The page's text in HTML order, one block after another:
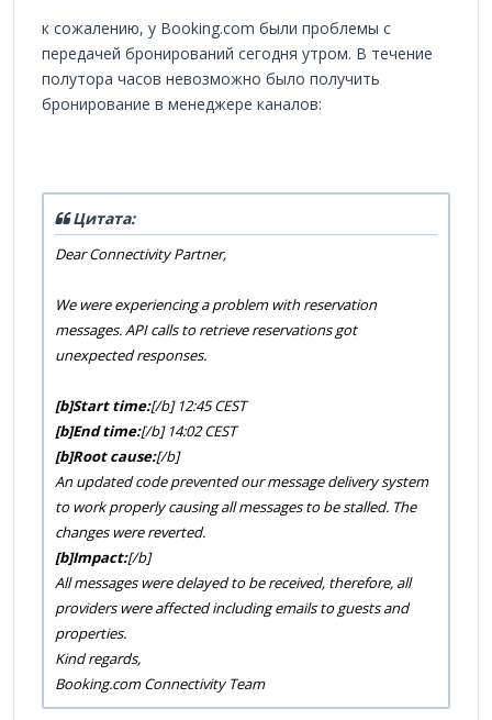
к сожалению, у Booking.com были проблемы с
передачей бронирований сегодня утром. В течение
полутора часов невозможно было получить
бронирование в менеджере каналов:
Цитата:
Dear Connectivity Partner,
We were experiencing a problem with reservation
messages. API calls to retrieve reservations got
unexpected responses.
[b]Start time:[/b] 12:45 CEST
[b]End time:[/b] 14:02 CEST
[b]Root cause:[/b]
An updated code prevented our message delivery system
to work properly causing all messages to be stalled. The
changes were reverted.
[b]Impact:[/b]
All messages were delayed to be received, therefore, all
providers were affected including emails to guests and
properties.
Kind regards,
Booking.com Connectivity Team